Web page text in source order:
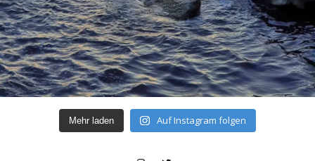
Mehr laden Auf Instagram folgen